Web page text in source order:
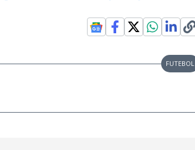
FUTEBOL